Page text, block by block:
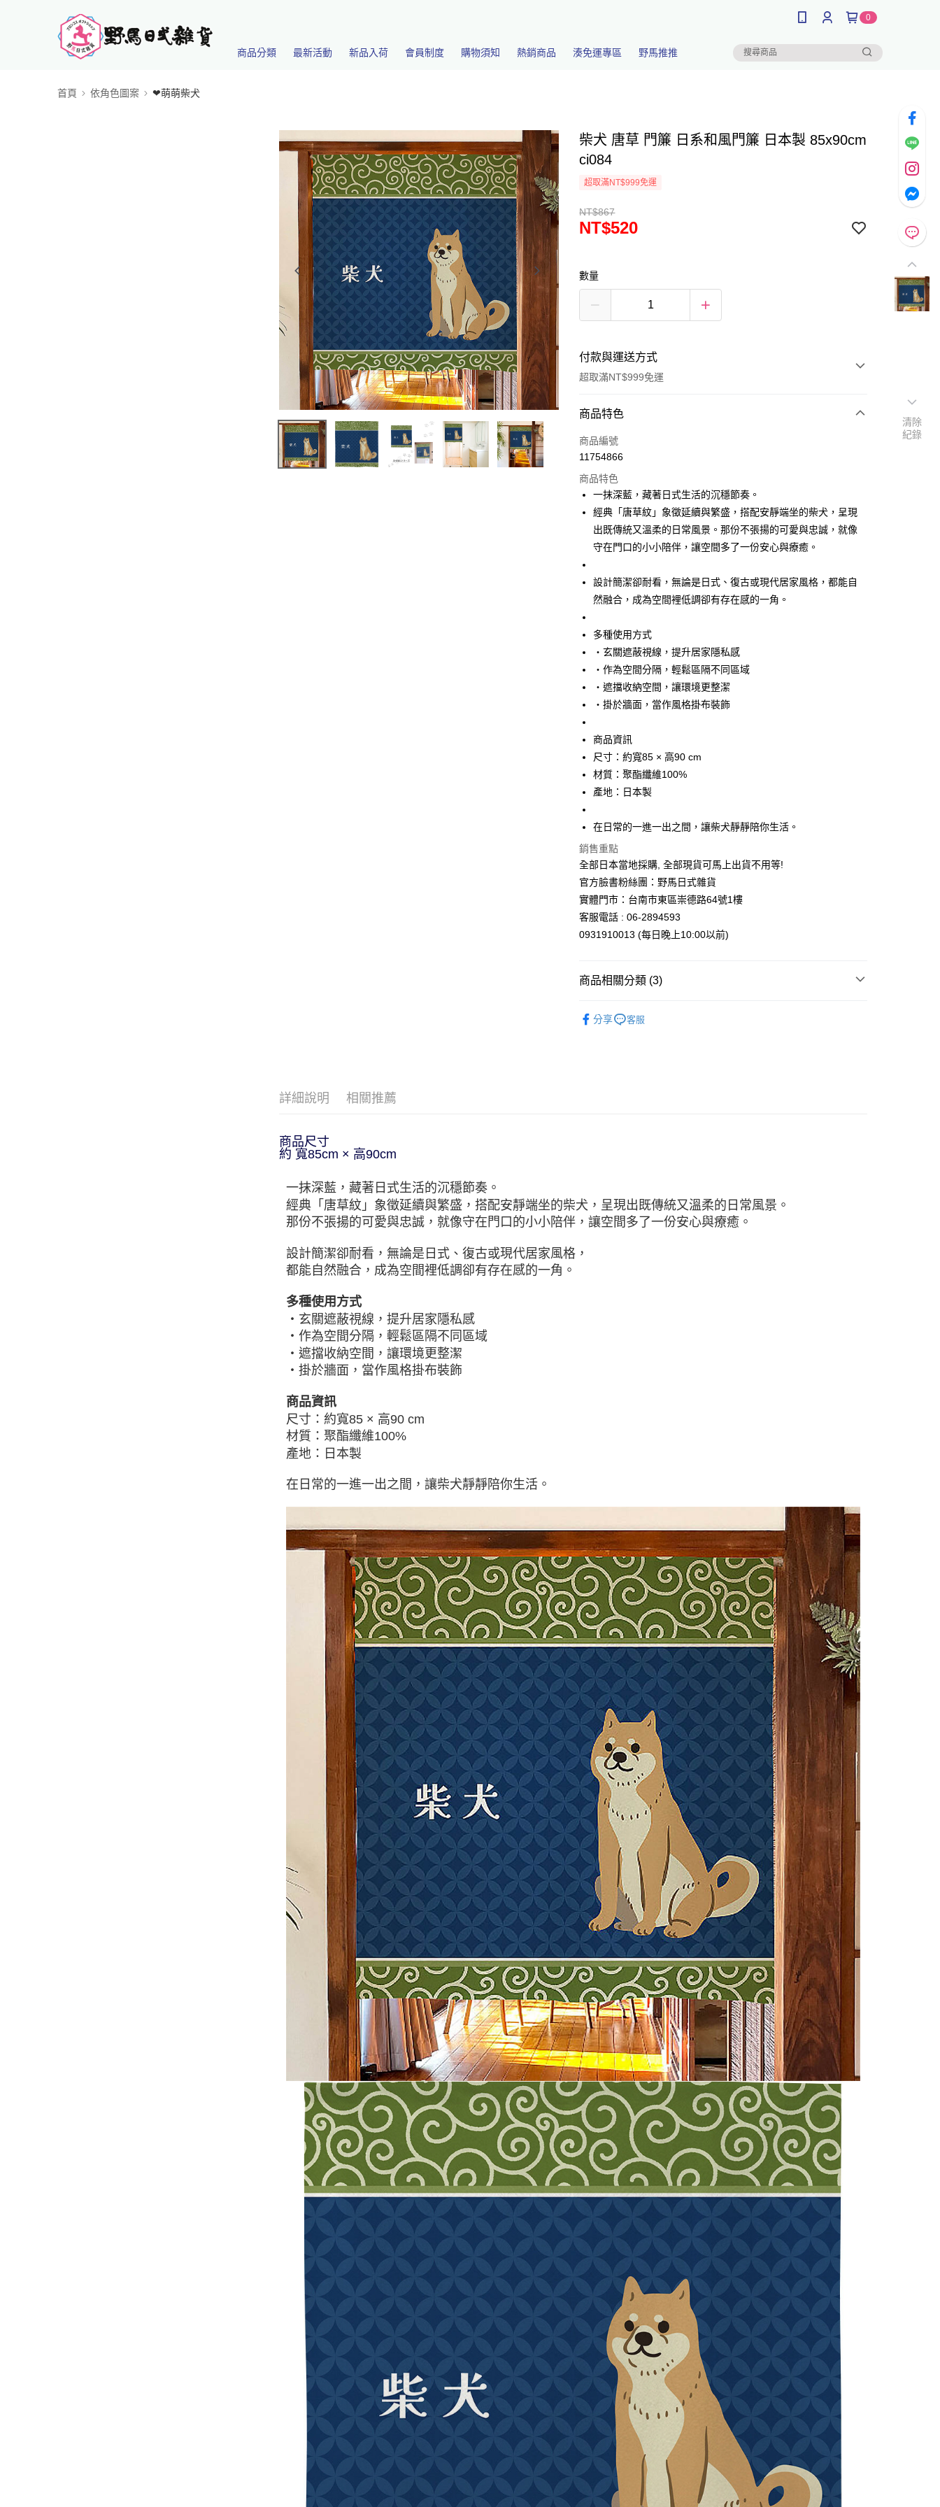
0
商品分類 最新活動 新品入荷 會員制度 購物須知 熱銷商品 湊免運專區 野馬推推
首頁 依角色圖案 ❤萌萌柴犬
柴犬 唐草 門簾 日系和風門簾 日本製 85x90cm
ci084
超取滿NT$999免運
NT$867
NT$520
數量
付款與運送方式
超取滿NT$999免運
付款方式
信用卡一次付款
3 期 0 利率 每期 NT$173
合作金庫商業銀行
第一商業銀行
華南商業銀行
彰化商業銀行
國泰世華商業銀行
兆豐國際商業銀行
匯豐（台灣）商業銀行
華泰商業銀行
聯邦商業銀行
遠東國際商業銀行
台新國際商業銀行
台灣樂天信用卡公司
超商取貨付款
Apple Pay
悠遊付
Google Pay
ATM付款
全家取貨付款
每筆NT$65，滿NT$999(含以上)免運費
付款後全家取貨
7-11取貨付款
每筆NT$65，滿NT$999(含以上)免運費
每筆NT$65，滿NT$999(含以上)免運費
宅配
每筆NT$100，滿NT$999(含以上)免運費
商品特色
商品編號
11754866
商品特色
一抹深藍，藏著日式生活的沉穩節奏。
經典「唐草紋」象徵延續與繁盛，搭配安靜端坐的柴犬，呈現
出既傳統又溫柔的日常風景。那份不張揚的可愛與忠誠，就像
守在門口的小小陪伴，讓空間多了一份安心與療癒。
設計簡潔卻耐看，無論是日式、復古或現代居家風格，都能自
然融合，成為空間裡低調卻有存在感的一角。
多種使用方式
・玄關遮蔽視線，提升居家隱私感
・作為空間分隔，輕鬆區隔不同區域
・遮擋收納空間，讓環境更整潔
・掛於牆面，當作風格掛布裝飾
商品資訊
尺寸：約寬85 × 高90 cm
材質：聚酯纖維100%
產地：日本製
在日常的一進一出之間，讓柴犬靜靜陪你生活。
銷售重點
全部日本當地採購, 全部現貨可馬上出貨不用等!
官方臉書粉絲團：野馬日式雜貨
實體門市：台南市東區崇德路64號1樓
客服電話 : 06-2894593
0931910013 (每日晚上10:00以前)
商品相關分類 (3)
分享 客服
詳細說明 相關推薦
商品尺寸
約 寬85cm × 高90cm
一抹深藍，藏著日式生活的沉穩節奏。
經典「唐草紋」象徵延續與繁盛，搭配安靜端坐的柴犬，呈現出既傳統又溫柔的日常風景。
那份不張揚的可愛與忠誠，就像守在門口的小小陪伴，讓空間多了一份安心與療癒。
設計簡潔卻耐看，無論是日式、復古或現代居家風格，
都能自然融合，成為空間裡低調卻有存在感的一角。
多種使用方式
・玄關遮蔽視線，提升居家隱私感
・作為空間分隔，輕鬆區隔不同區域
・遮擋收納空間，讓環境更整潔
・掛於牆面，當作風格掛布裝飾
商品資訊
尺寸：約寬85 × 高90 cm
材質：聚酯纖維100%
產地：日本製
在日常的一進一出之間，讓柴犬靜靜陪你生活。
清除
紀錄